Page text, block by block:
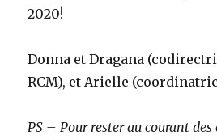
2020!
Donna et Dragana
RCM), et Arielle
PS – Pour rester au courant des